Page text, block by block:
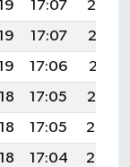
17:07
20:14
17:07
20:12
17:06
20:11
17:05
20:10
17:05
20:08
17:04
20:07